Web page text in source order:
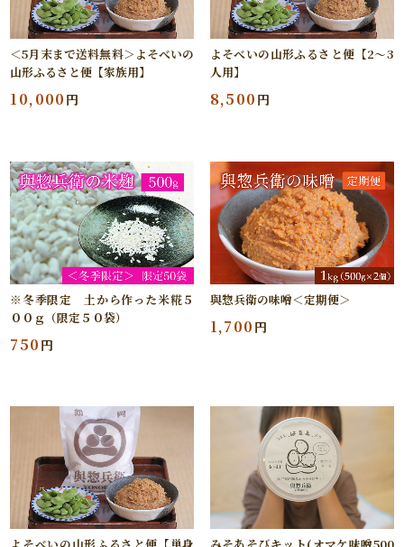
＜5月末まで送料無料＞よそべいの
山形ふるさと便【家族用】
10,000円
よそべいの山形ふるさと便【2～3
人用】
8,500円
※冬季限定 土から作った米糀５
００ｇ（限定５０袋）
750円
與惣兵衛の味噌＜定期便＞
1,700円